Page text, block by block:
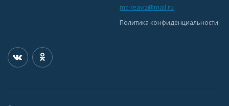
mc-reaviz@mail.ru
Политика конфиденциальности